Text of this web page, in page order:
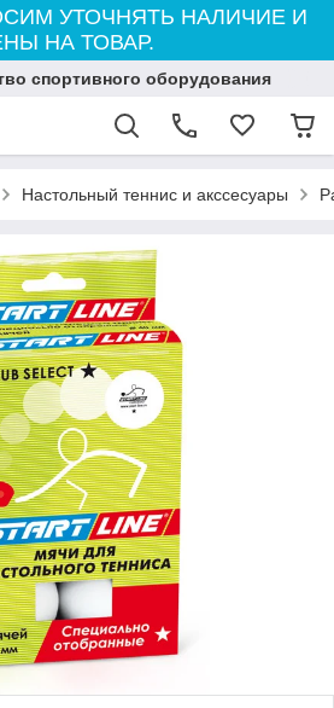
УТОЧНЯТЬ НАЛИЧИЕ И
НА ТОВАР.
спортивного оборудования
Настольный теннис и акссесуары